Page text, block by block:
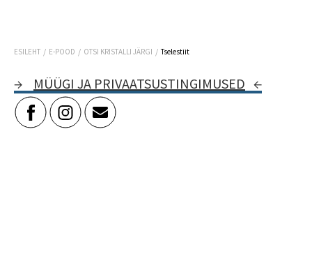
ESILEHT / E-POOD / OTSI KRISTALLI JÄRGI / Tselestiit
→ MÜÜGI JA PRIVAATSUSTINGIMUSED ←